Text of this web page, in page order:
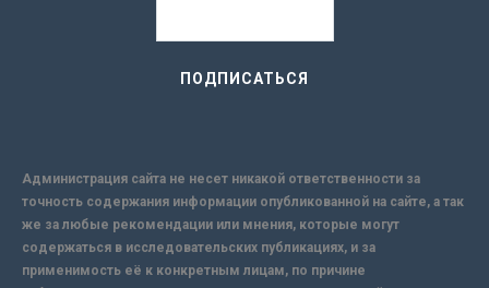
Администрация сайта не несет никакой ответственности за
точность содержания информации опубликованной на сайте, а так
же за любые рекомендации или мнения, которые могут
содержаться в исследовательских публикациях, и за
применимость её к конкретным лицам, по причине